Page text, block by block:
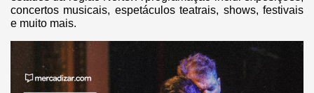
concertos musicais, espetáculos teatrais, shows, festivais
e muito mais.